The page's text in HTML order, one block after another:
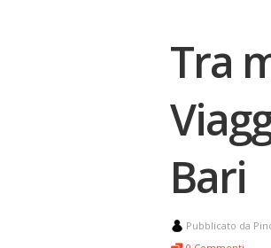
Tra
Bari
Pubblicato da